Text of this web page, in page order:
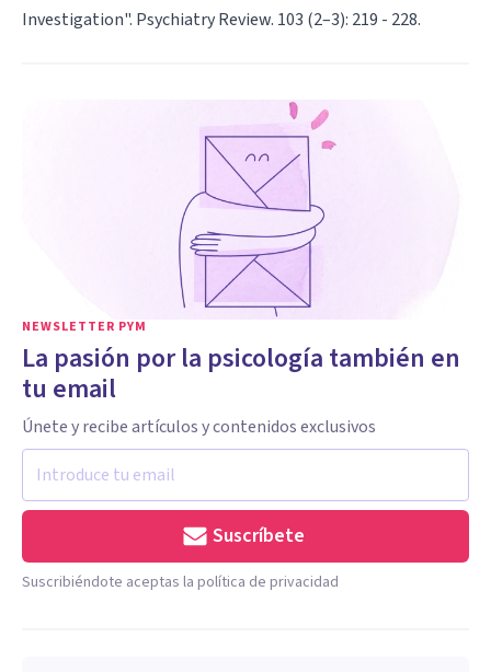
Investigation". Psychiatry Review. 103 (2–3): 219 - 228.
NEWSLETTER PYM
La pasión por la psicología también en
tu email
Únete y recibe artículos y contenidos exclusivos
Suscríbete
Suscribiéndote aceptas la política de privacidad